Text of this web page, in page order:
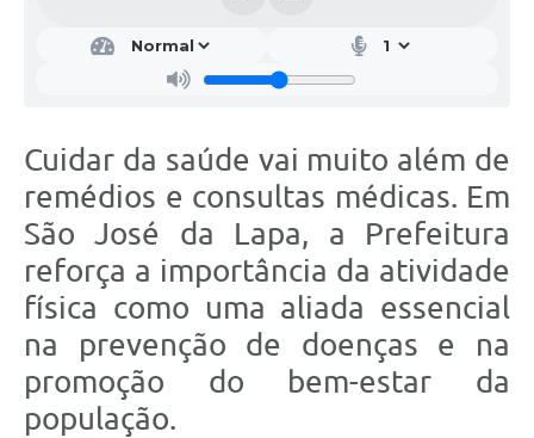
Cuidar da saúde vai muito além de
remédios e consultas médicas. Em
São José da Lapa, a Prefeitura
reforça a importância da atividade
física como uma aliada essencial
na prevenção de doenças e na
promoção do bem-estar da
população.